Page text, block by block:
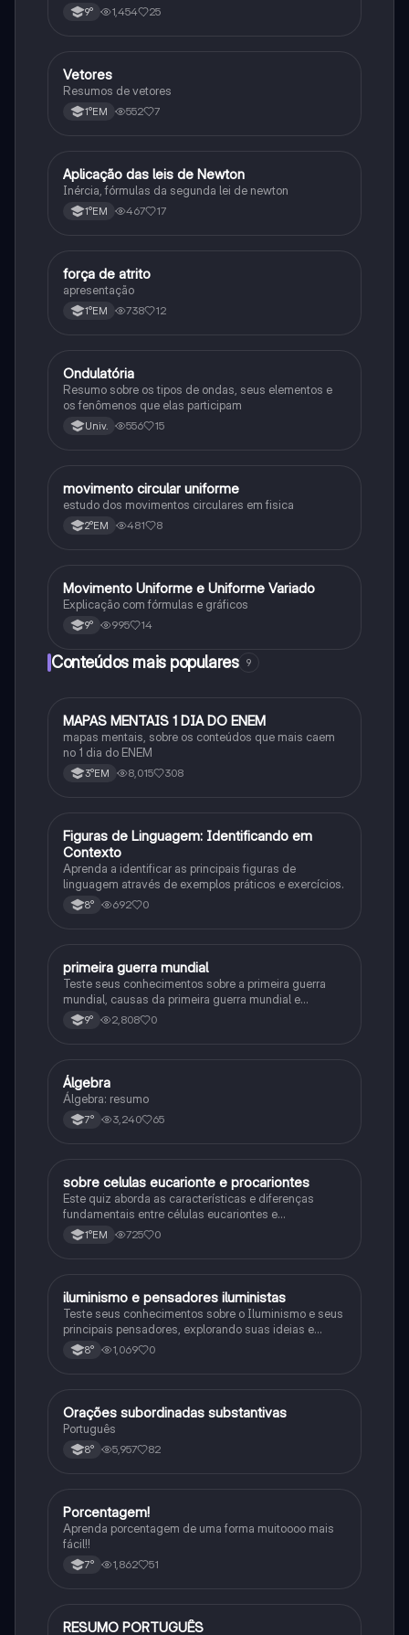
9° 1,454 25
Física
Vetores
Resumos de vetores
1°EM 552 7
Física
Aplicação das leis de Newton
Inércia, fórmulas da segunda lei de newton
1°EM 467 17
Física
força de atrito
apresentação
1°EM 738 12
Física
Ondulatória
Resumo sobre os tipos de ondas, seus elementos e
os fenômenos que elas participam
Univ. 556 15
Física
movimento circular uniforme
estudo dos movimentos circulares em fisica
2°EM 481 8
Física
Movimento Uniforme e Uniforme Variado
Explicação com fórmulas e gráficos
9° 995 14
Conteúdos mais populares 9
Português
MAPAS MENTAIS 1 DIA DO ENEM
mapas mentais, sobre os conteúdos que mais caem
no 1 dia do ENEM
3°EM 8,015 308
FPortuguês
Figuras de Linguagem: Identificando em
Contexto
Aprenda a identificar as principais figuras de
linguagem através de exemplos práticos e exercícios.
8° 692 0
História
primeira guerra mundial
Teste seus conhecimentos sobre a primeira guerra
mundial, causas da primeira guerra mundial e
consequências da Primeira Guerra Mundial, fases da
primeira guerra mundial
9° 2,808 0
Matematica
Álgebra
Álgebra: resumo
7° 3,240 65
Biologia
sobre celulas eucarionte e procariontes
Este quiz aborda as características e diferenças
fundamentais entre células eucariontes e
procariontes.
1°EM 725 0
História
iluminismo e pensadores iluministas
Teste seus conhecimentos sobre o Iluminismo e seus
principais pensadores, explorando suas ideias e
impacto histórico.
8° 1,069 0
Português
Orações subordinadas substantivas
Português
8° 5,957 82
Matematica
Porcentagem!
Aprenda porcentagem de uma forma muitoooo mais
fácil!!
7° 1,862 51
Português
RESUMO PORTUGUÊS